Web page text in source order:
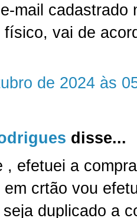
mail cadastrado
vai de
de 2024 às
disse...
, efetuei a
em crtão vou
duplicado a